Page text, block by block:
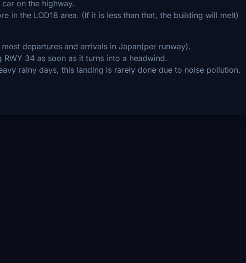
on the highway.
in the LOD18 area. (If it is less than that, the building will melt)
departures and arrivals in Japan(per runway).
34 as soon as it turns into a headwind.
rainy days, this landing is rarely done due to noise pollution.